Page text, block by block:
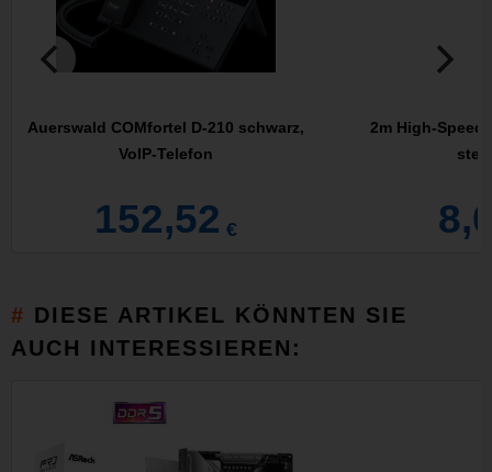
Auerswald COMfortel D-210 schwarz,
VoIP-Telefon
152,52 €
2m High-Speed
DIESE ARTIKEL KÖNNTEN SIE
AUCH INTERESSIEREN: